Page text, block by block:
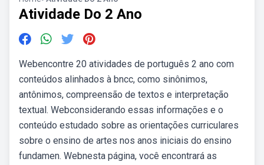
Atividade Do 2 Ano
Webencontre 20 atividades de português 2 ano com
conteúdos alinhados à bncc, como sinônimos,
antônimos, compreensão de textos e interpretação
textual. Webconsiderando essas informações e o
conteúdo estudado sobre as orientações curriculares
sobre o ensino de artes nos anos iniciais do ensino
fundamen. Webnesta página, você encontrará as